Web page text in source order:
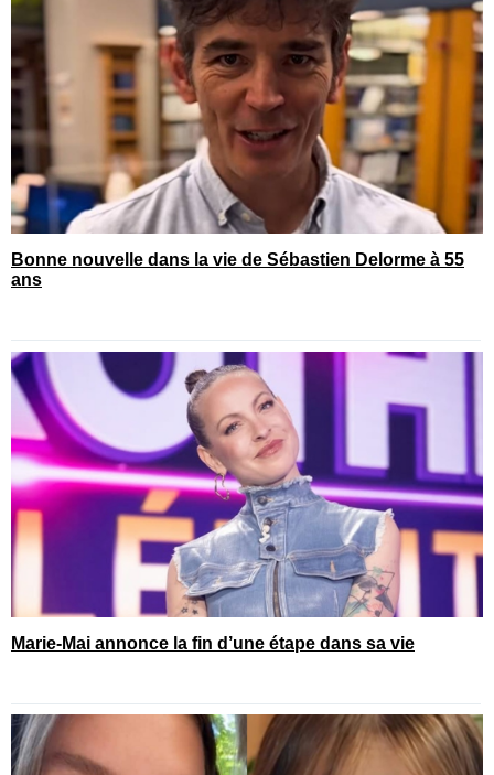
Bonne nouvelle dans la vie de Sébastien Delorme à 55
ans
Marie-Mai annonce la fin d’une étape dans sa vie